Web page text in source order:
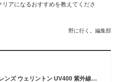
アになるおすすめを教えてくださ
野に行く。編集部
[Clyrox] サングラス メンズ 偏光レンズ ウェリントン UV400 紫外線カット 超軽量 TR90フレーム ドライブ 運転 釣り 登山 ランニング おしゃれ スポーツサングラス 男女兼用 ケース付き ブラック